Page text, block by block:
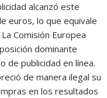
alcanzó este
euros, lo que equivale
Comisión Europea
dominante
de publicidad en línea.
de manera ilegal su
en los resultados